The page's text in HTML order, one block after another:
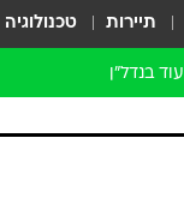
תיירות טכנולוגיה
עוד בנדל״ן